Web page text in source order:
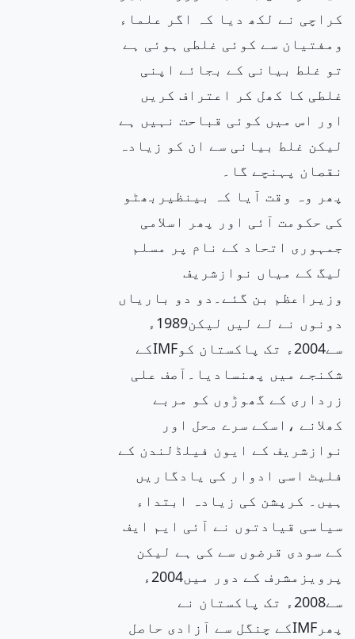
کراچی نے لکھ دیا کہ اگر علماء
ومفتیان سے کوئی غلطی ہوئی ہے
تو غلط بیانی کے بجائے اپنی
غلطی کا کھل کر اعتراف کریں
اور اس میں کوئی قباحت نہیں ہے
لیکن غلط بیانی سے ان کو زیادہ
نقصان پہنچے گا۔
پھر وہ وقت آیا کہ بینظیربھٹو
کی حکومت آئی اور پھر اسلامی
جمہوری اتحاد کے نام پر مسلم
لیگ کے میاں نوازشریف
وزیراعظم بن گئے۔دو دو باریاں
دونوں نے لے لیں لیکن1989ء
سے2004ء تک پاکستان کوIMFکے
شکنجے میں پھنسادیا۔آصف علی
زرداری کے گھوڑوں کو مربے
کھلانے ،اسکے سرے محل اور
نوازشریف کے ایون فیلڈلندن کے
فلیٹ اسی ادوار کی یادگاریں
ہیں۔ کرپشن کی زیادہ ابتداء
سیاسی قیادتوں نے آئی ایم ایف
کے سودی قرضوں سے کی ہے لیکن
پرویزمشرف کے دور میں2004ء
سے2008ء تک پاکستان نے
پھرIMFکے چنگل سے آزادی حاصل